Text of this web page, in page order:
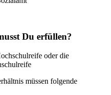
Du erfüllen?
oder die
müssen folgende